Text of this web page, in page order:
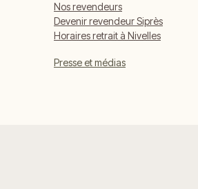
Nos revendeurs
Devenir revendeur Siprès
Horaires retrait à Nivelles
Presse et médias